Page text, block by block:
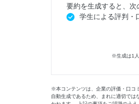
要約を生成すると、次
学生による評判・
※生成は1人
※本コンテンツは、企業の評価・口コ
自動生成であるため、まれに適切で